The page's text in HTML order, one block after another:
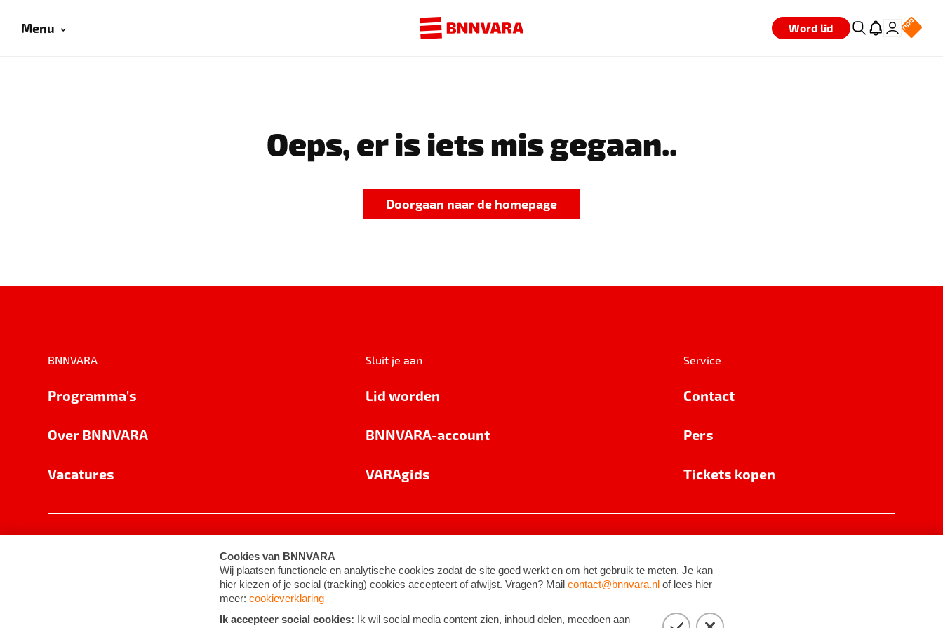
Menu Word lid
Oeps, er is iets mis gegaan..
Doorgaan naar de homepage
BNNVARA
Programma's
Over BNNVARA
Vacatures
Sluit je aan
Lid worden
BNNVARA-account
VARAgids
Service
Contact
Pers
Tickets kopen
Cookie-instellingen Algemene voorwaarden ©2026BNNVARA